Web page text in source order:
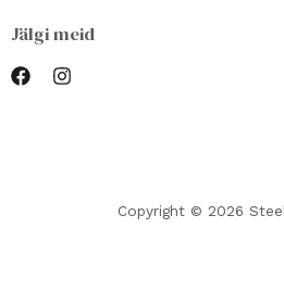
Jälgi meid
Copyright © 2026